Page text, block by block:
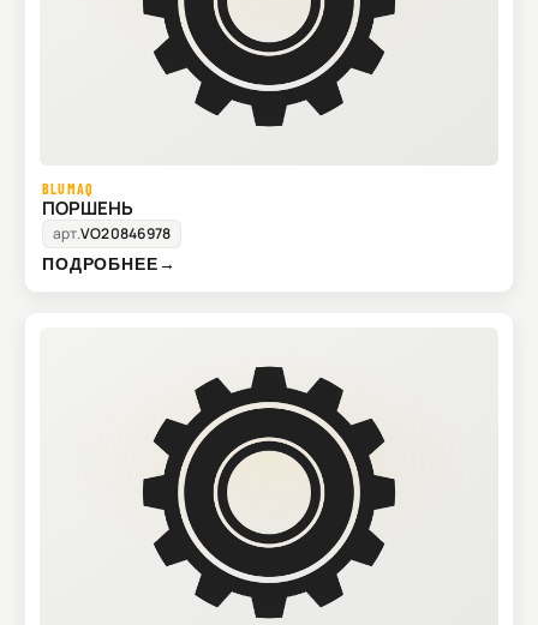
BLUMAQ
ПОРШЕНЬ
арт.VO20846978
ПОДРОБНЕЕ→